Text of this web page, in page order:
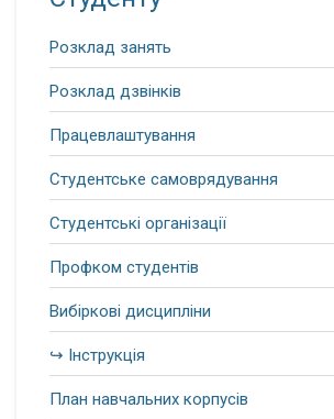
Розклад занять
Розклад дзвінків
Працевлаштування
Студентське самоврядування
Студентські організації
Профком студентів
Вибіркові дисципліни
↪ Інструкція
План навчальних корпусів